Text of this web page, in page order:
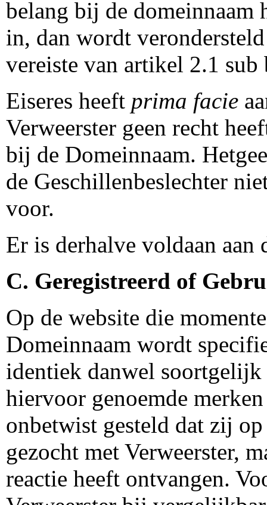
belang bij de domeinnaam
in, dan wordt
vereiste van artikel 2.1
Eiseres heeft prima facie
Verweerster geen recht
bij de Domeinnaam.
de Geschillenbeslechter
voor.
Er is derhalve voldaan aan
C. Geregistreerd of
Op de website die
Domeinnaam wordt
identiek danwel soortgelijk
hiervoor genoemde
onbetwist gesteld dat zij
gezocht met Verweerster,
reactie heeft ontvangen.